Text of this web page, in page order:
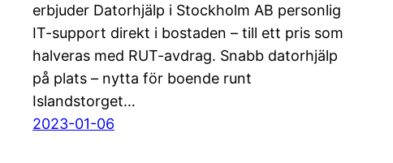
erbjuder Datorhjälp i Stockholm AB personlig
IT-support direkt i bostaden – till ett pris som
halveras med RUT-avdrag. Snabb datorhjälp
på plats – nytta för boende runt
Islandstorget…
2023-01-06